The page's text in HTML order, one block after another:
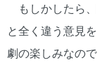
もしかしたら
と全く違う意見
劇の楽しみなの